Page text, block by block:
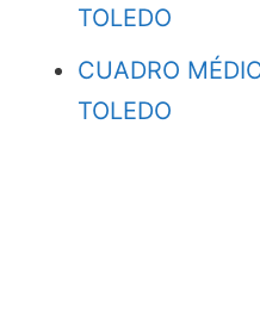
TOLEDO
CUADRO
TOLEDO